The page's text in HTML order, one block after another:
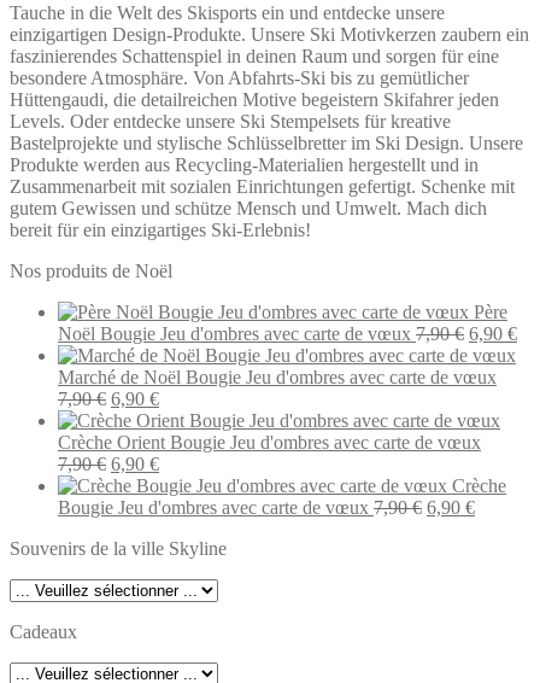
Tauche in die Welt des Skisports ein und entdecke unsere
einzigartigen Design-Produkte. Unsere Ski Motivkerzen zaubern ein
faszinierendes Schattenspiel in deinen Raum und sorgen für eine
besondere Atmosphäre. Von Abfahrts-Ski bis zu gemütlicher
Hüttengaudi, die detailreichen Motive begeistern Skifahrer jeden
Levels. Oder entdecke unsere Ski Stempelsets für kreative
Bastelprojekte und stylische Schlüsselbretter im Ski Design. Unsere
Produkte werden aus Recycling-Materialien hergestellt und in
Zusammenarbeit mit sozialen Einrichtungen gefertigt. Schenke mit
gutem Gewissen und schütze Mensch und Umwelt. Mach dich
bereit für ein einzigartiges Ski-Erlebnis!
Nos produits de Noël
Père
Noël Bougie Jeu d'ombres avec carte de vœux 7,90€ Le
prix
initial
7,90 €.
6,90 €Le
Marché de Noël Bougie Jeu d'ombres avec carte de vœux
7,90€ Le
prix
initial
était :
7,90 €.
6,90 €Le
prix
actuel
est :
6,90 €.
Crèche Orient Bougie Jeu d'ombres avec carte de vœux
7,90€ Le
prix
initial
7,90 €.
6,90 €Le
prix
actuel
6,90 €.
Crèche
Bougie Jeu d'ombres avec carte de vœux 7,90€ Le
6,90 €Le
Souvenirs de la ville Skyline
Cadeaux